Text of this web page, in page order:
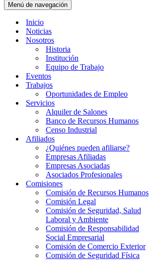
Menú de navegación
Inicio
Noticias
Nosotros
Historia
Institución
Equipo de Trabajo
Eventos
Trabajos
Oportunidades de Empleo
Servicios
Alquiler de Salones
Banco de Recursos Humanos
Censo Industrial
Afiliados
¿Quiénes pueden afiliarse?
Empresas Afiliadas
Empresas Asociadas
Asociados Profesionales
Comisiones
Comisión de Recursos Humanos
Comisión Legal
Comisión de Seguridad, Salud
Laboral y Ambiente
Comisión de Responsabilidad
Social Empresarial
Comisión de Comercio Exterior
Comisión de Seguridad Física